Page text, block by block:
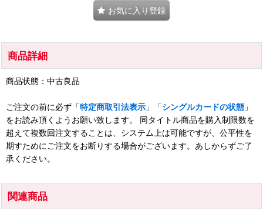
お気に入り登録
商品詳細
商品状態：中古良品
ご注文の前に必ず「特定商取引法表示 」「シングルカードの状態 」
をお読み頂くようお願い致します。 同タイトル商品を購入制限数を
超えて複数回注文することは、システム上は可能ですが、公平性を
期すためにご注文をお断りする場合がございます。あしからずご了
承ください。
関連商品